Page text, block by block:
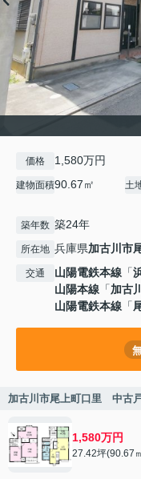
価格 1,580万円
建物面積90.67㎡ 土
築年数 築24年
所在地 兵庫県加古川市
交通 山陽電鉄本線 「
山陽本線 「加古川
山陽電鉄本線 「
加古川市尾上町口里 中古
1,580万円
27.42坪(90.67